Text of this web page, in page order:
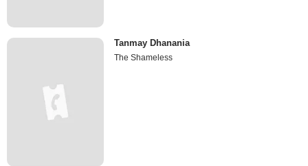
Tanmay Dhanania
The Shameless